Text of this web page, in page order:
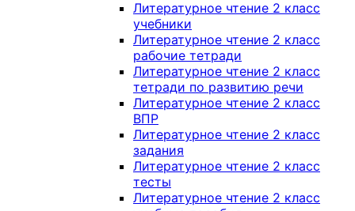
Литературное чтение 2 класс
учебники
Литературное чтение 2 класс
рабочие тетради
Литературное чтение 2 класс
тетради по развитию речи
Литературное чтение 2 класс
ВПР
Литературное чтение 2 класс
задания
Литературное чтение 2 класс
тесты
Литературное чтение 2 класс